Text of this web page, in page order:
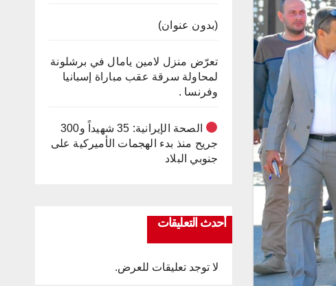
(بدون عنوان)
تعرّض منزل لامين يامال في برشلونة
لمحاولة سرقة عقب مباراة إسبانيا
وفرنسا .
الصحة الإيرانية: 35 شهيداً و300
جريح منذ بدء الهجمات الأميركية على
جنوبي البلاد
أحدث التعليقات
لا توجد تعليقات للعرض.